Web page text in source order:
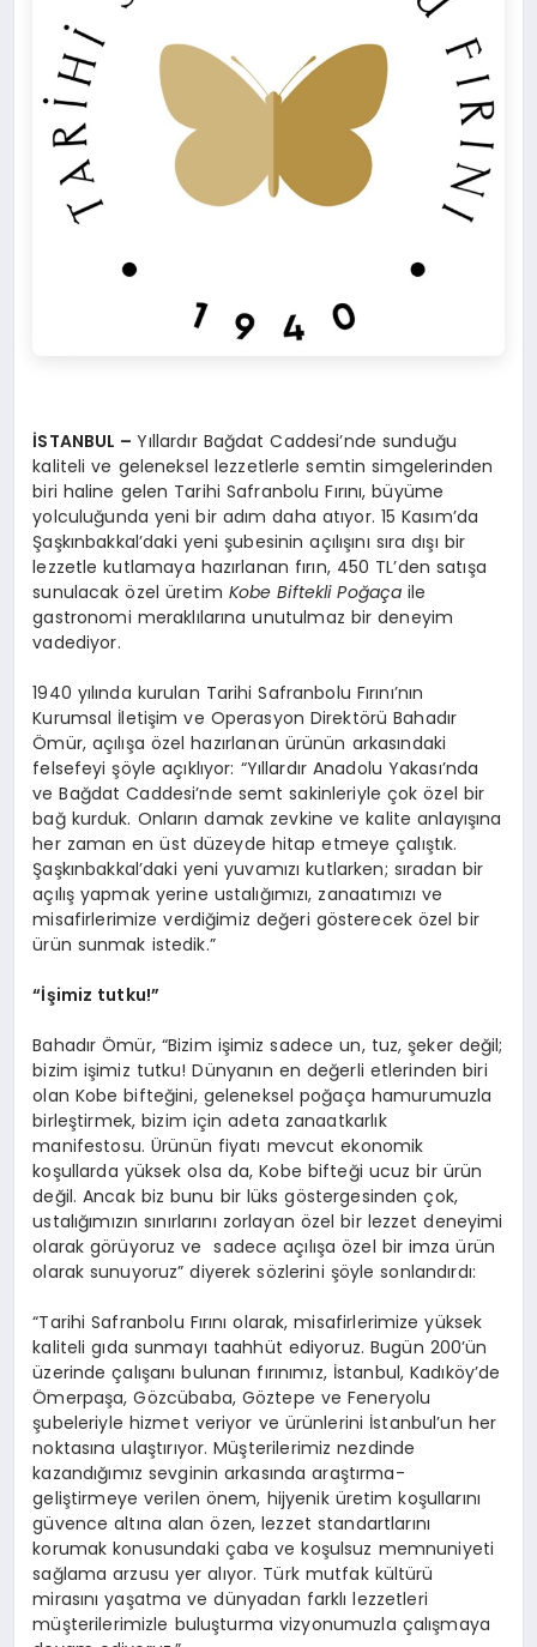
İSTANBUL –Yıllardır Bağdat Caddesi’nde sunduğu
kaliteli ve geleneksel lezzetlerle semtin simgelerinden
biri haline gelen Tarihi Safranbolu Fırını, büyüme
yolculuğunda yeni bir adım daha atıyor. 15 Kasım’da
Şaşkınbakkal’daki yeni şubesinin açılışını sıra dışı bir
lezzetle kutlamaya hazırlanan fırın, 450 TL’den satışa
sunulacak özel üretim Kobe Biftekli Poğaça ile
gastronomi meraklılarına unutulmaz bir deneyim
vadediyor.
1940 yılında kurulan Tarihi Safranbolu Fırını’nın
Kurumsal İletişim ve Operasyon Direktörü Bahadır
Ömür, açılışa özel hazırlanan ürünün arkasındaki
felsefeyi şöyle açıklıyor: “Yıllardır Anadolu Yakası’nda
ve Bağdat Caddesi’nde semt sakinleriyle çok özel bir
bağ kurduk. Onların damak zevkine ve kalite anlayışına
her zaman en üst düzeyde hitap etmeye çalıştık.
Şaşkınbakkal’daki yeni yuvamızı kutlarken; sıradan bir
açılış yapmak yerine ustalığımızı, zanaatımızı ve
misafirlerimize verdiğimiz değeri gösterecek özel bir
ürün sunmak istedik.”
“İşimiz tutku!”
Bahadır Ömür, “Bizim işimiz sadece un, tuz, şeker değil;
bizim işimiz tutku! Dünyanın en değerli etlerinden biri
olan Kobe bifteğini, geleneksel poğaça hamurumuzla
birleştirmek, bizim için adeta zanaatkarlık
manifestosu. Ürünün fiyatı mevcut ekonomik
koşullarda yüksek olsa da, Kobe bifteği ucuz bir ürün
değil. Ancak biz bunu bir lüks göstergesinden çok,
ustalığımızın sınırlarını zorlayan özel bir lezzet deneyimi
olarak görüyoruz ve sadece açılışa özel bir imza ürün
olarak sunuyoruz” diyerek sözlerini şöyle sonlandırdı:
“Tarihi Safranbolu Fırını olarak, misafirlerimize yüksek
kaliteli gıda sunmayı taahhüt ediyoruz. Bugün 200’ün
üzerinde çalışanı bulunan fırınımız, İstanbul, Kadıköy’de
Ömerpaşa, Gözcübaba, Göztepe ve Feneryolu
şubeleriyle hizmet veriyor ve ürünlerini İstanbul’un her
noktasına ulaştırıyor. Müşterilerimiz nezdinde
kazandığımız sevginin arkasında araştırma-
geliştirmeye verilen önem, hijyenik üretim koşullarını
güvence altına alan özen, lezzet standartlarını
korumak konusundaki çaba ve koşulsuz memnuniyeti
sağlama arzusu yer alıyor. Türk mutfak kültürü
mirasını yaşatma ve dünyadan farklı lezzetleri
müşterilerimizle buluşturma vizyonumuzla çalışmaya